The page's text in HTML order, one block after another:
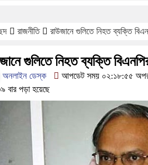
রাজনীতি রাউজানে গুলিতে নিহত ব্যক্তি
গুলিতে নিহত ব্যক্তি
অনলাইন ডেস্ক
আপডেট সময় ০২:১৮:৫৫
বার পড়া হয়েছে